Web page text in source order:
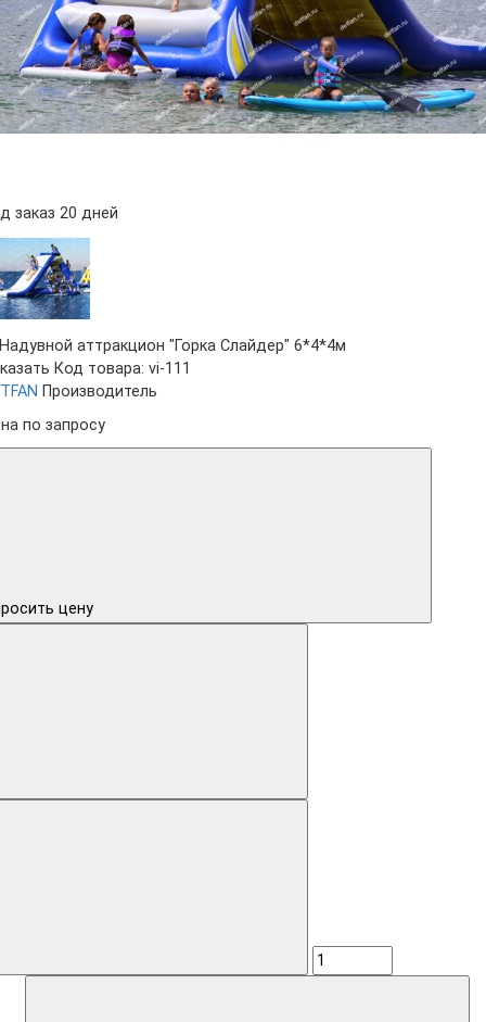
заказ 20 дней
Код товара: vi-111
Производитель
по запросу
цену